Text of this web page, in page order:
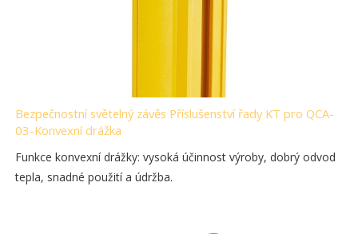
Bezpečnostní světelný závěs Příslušenství řady KT pro QCA-
03-Konvexní drážka
Funkce konvexní drážky: vysoká účinnost výroby, dobrý odvod
tepla, snadné použití a údržba.